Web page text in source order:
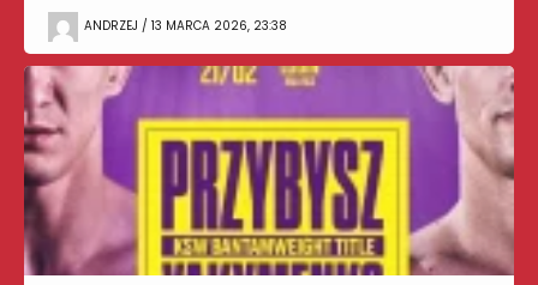
ANDRZEJ / 13 MARCA 2026, 23:38